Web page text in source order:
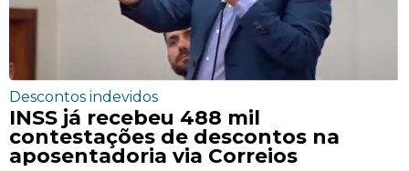
Descontos indevidos
INSS já recebeu 488 mil
contestações de descontos na
aposentadoria via Correios